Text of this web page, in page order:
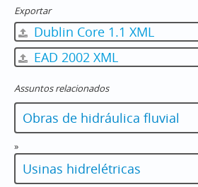
Exportar
Dublin Core 1.1 XML
EAD 2002 XML
Assuntos relacionados
Obras de hidráulica fluvial
»
Usinas hidrelétricas